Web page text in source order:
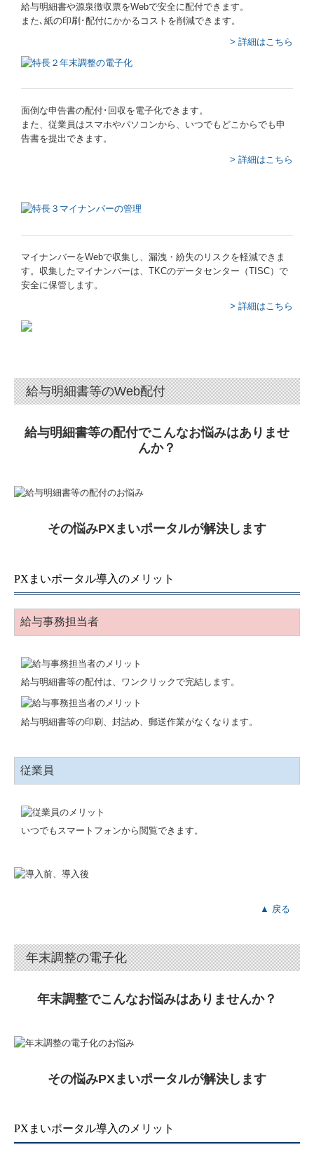
マイナンバー制度への対応
貴社の業績管理体制を構築
部門別業績管理の導入
建設業の会計をサポート
病医院の開業と経営改善
医業経営情報
TKC経営指標の活用
事業計画の作成
業績予測と納税額の早期通知
中小会計要領を活用します
決算書の信用力を高めます
円満な相続・事業承継を支援
事業承継支援のご案内
経理業務のポイント
認定支援機関が支援
財務経営力強化を支援
黒字決算に役立つTKCシステム
TKCのFinTechサービス
新規開業ガイド
一人医師医療法人設立
社会福祉法人会計DB
給与明細書や源泉徴収票をWebで安全に配付できます。
また､紙の印刷･配付にかかるコストを削減できます。
> 詳細はこちら
面倒な申告書の配付･回収を電子化できます。
また、従業員はスマホやパソコンから、いつでもどこからでも申
告書を提出できます。
> 詳細はこちら
マイナンバーをWebで収集し、漏洩・紛失のリスクを軽減できま
す。収集したマイナンバーは、TKCのデータセンター（TISC）で
安全に保管します。
> 詳細はこちら
給与明細書等のWeb配付
給与明細書等の配付でこんなお悩みはありませ
んか？
その悩みPXまいポータルが解決します
PXまいポータル導入のメリット
給与事務担当者
給与明細書等の配付は、ワンクリックで完結します。
給与明細書等の印刷、封詰め、郵送作業がなくなります。
従業員
いつでもスマートフォンから閲覧できます。
▲ 戻る
年末調整の電子化
年末調整でこんなお悩みはありませんか？
その悩みPXまいポータルが解決します
PXまいポータル導入のメリット